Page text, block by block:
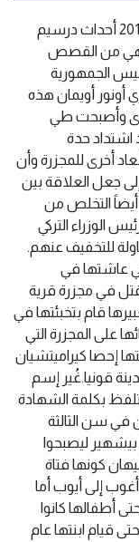
إسلام أوزكان اسطنبول ايلاف -21 ايار/مايو 2012 أحداث درسيم
هي من القصص
الجمهورية
أونور أويمان هذه
وأصبحت طي
حدة
أخرى للمجزرة وأن
جعل العلاقة بين
أيضاً التخلص من
الوزراء التركي
للتخفيف عنهم.
عاشتها في
في مجزرة قرية
قام بتخبئتها في
على المجزرة التي
إحصا كيراميتشيان
قونيا.غُير إسم
بكلمة الشهادة
في سن الثالثة
ليصبحوا
كونها فتاة
إلى أيوب أما
أطفالها كانوا
قيام ابنتها عام